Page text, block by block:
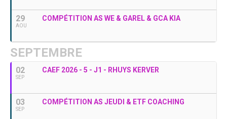
29
AOU
COMPÉTITION AS WE & GAREL & GCA KIA
SEPTEMBRE
02
SEP
CAEF 2026 - 5 - J1 - RHUYS KERVER
03
SEP
COMPÉTITION AS JEUDI & ETF COACHING